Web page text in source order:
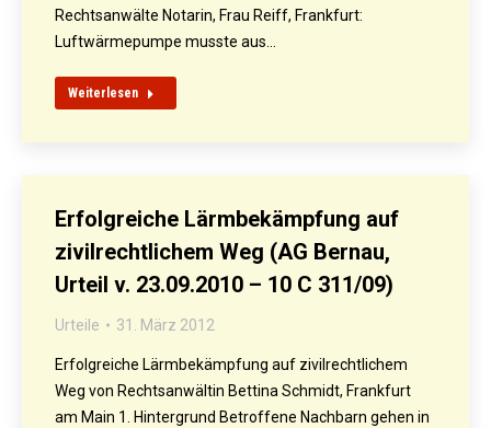
Rechtsanwälte Notarin, Frau Reiff, Frankfurt:
Luftwärmepumpe musste aus…
Weiterlesen
Erfolgreiche Lärmbekämpfung auf
zivilrechtlichem Weg (AG Bernau,
Urteil v. 23.09.2010 – 10 C 311/09)
Urteile 31. März 2012
Erfolgreiche Lärmbekämpfung auf zivilrechtlichem
Weg von Rechtsanwältin Bettina Schmidt, Frankfurt
am Main 1. Hintergrund Betroffene Nachbarn gehen in